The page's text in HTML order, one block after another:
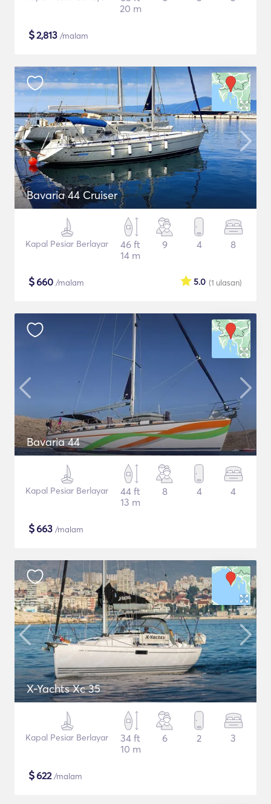
20 m
$2,813 /malam
Bavaria 44 Cruiser
Kapal Pesiar Berlayar
46 ft
14 m
9 4 8
$660 /malam (1 ulasan)
5.0
Bavaria 44
Kapal Pesiar Berlayar
44 ft
13 m
8 4 4
$663 /malam
X-Yachts Xc 35
Kapal Pesiar Berlayar
34 ft
10 m
6 2 3
$622/malam